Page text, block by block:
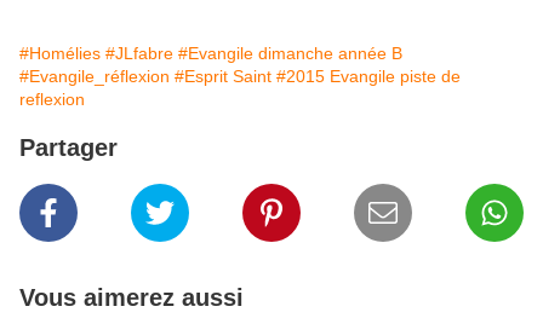
#Homélies #JLfabre #Evangile dimanche année B
#Evangile_réflexion #Esprit Saint #2015 Evangile piste de
reflexion
Partager
Vous aimerez aussi